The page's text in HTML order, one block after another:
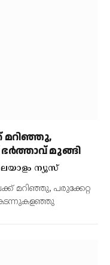
മറിഞ്ഞു,
ഭര്‍ത്താവ് മുങ്ങി
ന്യൂസ്
മറിഞ്ഞു, പരുക്കേറ്റ
കടന്നുകളഞ്ഞു